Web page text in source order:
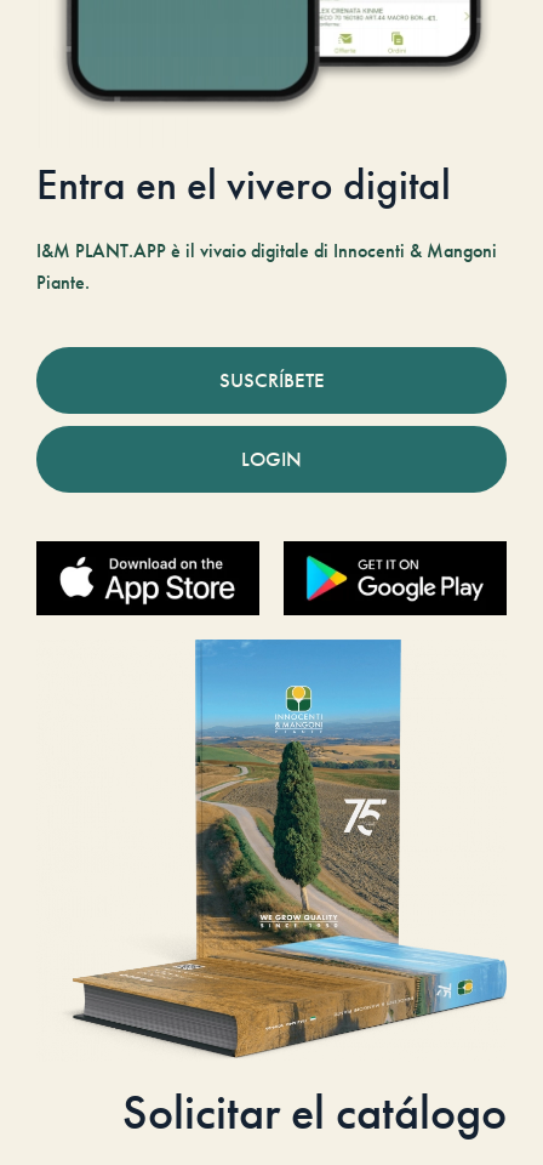
Entra en el vivero digital
I&M PLANT.APP è il vivaio digitale di Innocenti & Mangoni
Piante.
SUSCRÍBETE
LOGIN
Solicitar el catálogo